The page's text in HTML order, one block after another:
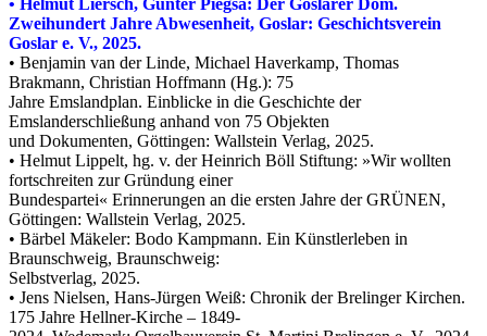
Zweihundert Jahre Abwesenheit, Goslar: Geschichtsverein
Goslar e. V., 2025.
• Benjamin van der Linde, Michael Haverkamp, Thomas
Brakmann, Christian Hoffmann (Hg.): 75
Jahre Emslandplan. Einblicke in die Geschichte der
Emslanderschließung anhand von 75 Objekten
und Dokumenten, Göttingen: Wallstein Verlag, 2025.
• Helmut Lippelt, hg. v. der Heinrich Böll Stiftung: »Wir wollten
fortschreiten zur Gründung einer
Bundespartei« Erinnerungen an die ersten Jahre der GRÜNEN,
Göttingen: Wallstein Verlag, 2025.
• Bärbel Mäkeler: Bodo Kampmann. Ein Künstlerleben in
Braunschweig, Braunschweig:
Selbstverlag, 2025.
• Jens Nielsen, Hans-Jürgen Weiß: Chronik der Brelinger Kirchen.
175 Jahre Hellner-Kirche – 1849-